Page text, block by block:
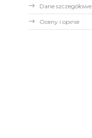
Dane szczegółowe
Oceny i opinie